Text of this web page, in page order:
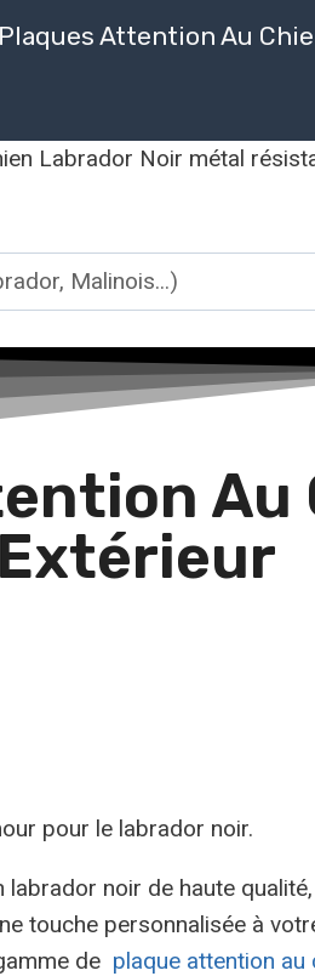
Plaques Attention Au
Labrador Noir métal
Au
pour le labrador noir.
labrador noir de haute
touche personnalisée à
de plaque attention